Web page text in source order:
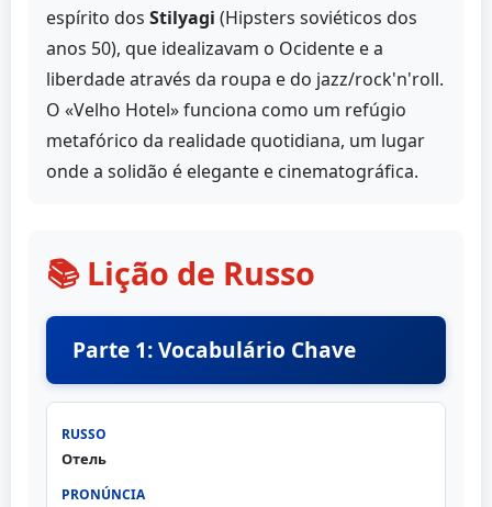
espírito dos Stilyagi (Hipsters soviéticos dos
anos 50), que idealizavam o Ocidente e a
liberdade através da roupa e do jazz/rock'n'roll.
O «Velho Hotel» funciona como um refúgio
metafórico da realidade quotidiana, um lugar
onde a solidão é elegante e cinematográfica.
📚 Lição de Russo
Parte 1: Vocabulário Chave
Отель